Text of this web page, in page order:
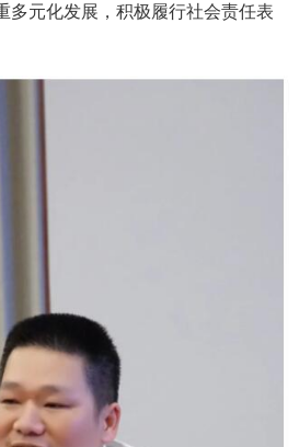
多元化发展，积极履行社会责任表